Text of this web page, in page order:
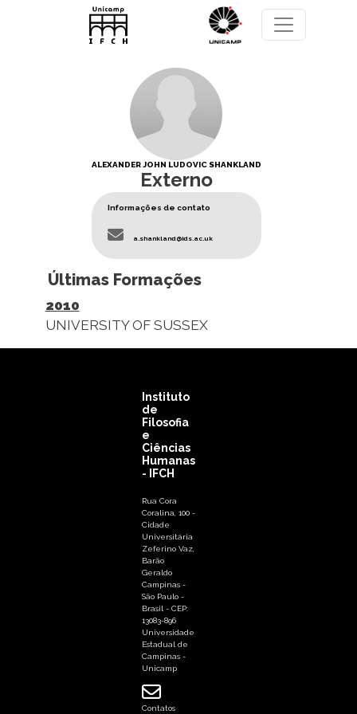
Pular para o conteúdo principal
ALEXANDER JOHN LUDOVIC SHANKLAND
Externo
Informações de contato
a.shankland@ids.ac.uk
Últimas Formações
2010
UNIVERSITY OF SUSSEX
Instituto
de
Filosofia
e
Ciências
Humanas
- IFCH
Rua Cora
Coralina, 100 -
Cidade
Universitária
Zeferino Vaz,
Barão
Geraldo
Campinas -
São Paulo -
Brasil - CEP:
13083-896
Universidade
Estadual de
Campinas -
Unicamp
Contatos